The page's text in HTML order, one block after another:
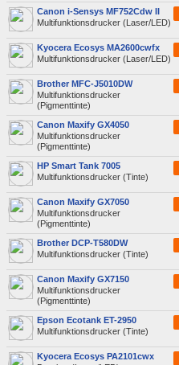
Canon i-Sensys MF752Cdw II
Multifunktionsdrucker (Laser/LED)
Kyocera Ecosys MA2600cwfx
Multifunktionsdrucker (Laser/LED)
Brother MFC-J5010DW
Multifunktionsdrucker
(Pigmenttinte)
Canon Maxify GX4050
Multifunktionsdrucker
(Pigmenttinte)
HP Smart Tank 7005
Multifunktionsdrucker (Tinte)
Canon Maxify GX7050
Multifunktionsdrucker
(Pigmenttinte)
Brother DCP-T580DW
Multifunktionsdrucker (Tinte)
Canon Maxify GX7150
Multifunktionsdrucker
(Pigmenttinte)
Epson Ecotank ET-2950
Multifunktionsdrucker (Tinte)
Kyocera Ecosys PA2101cwx